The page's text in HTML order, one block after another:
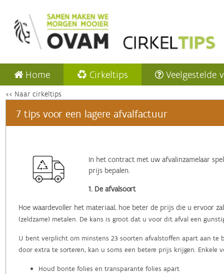
Home Cirkeltips Veelgestelde
<< Naar cirkeltips
7 tips voor een lagere afvalfactuur
In het contract met uw afvalinzamelaar
prijs bepalen.
1. De afvalsoort
Hoe waardevoller het materiaal, hoe beter de prijs die u ervoor
(zeldzame) metalen. De kans is groot dat u voor dit afval een
U bent verplicht om minstens 23 soorten afvalstoffen apart aan te
door extra te sorteren, kan u soms een betere prijs krijgen. Enkele
Houd bonte folies en transparante folies apart